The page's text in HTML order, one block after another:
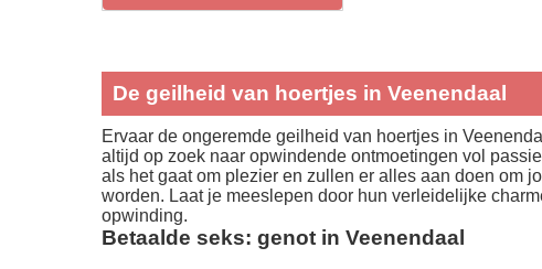
De geilheid van hoertjes in Veenendaal
Ervaar de ongeremde geilheid van hoertjes in
altijd op zoek naar opwindende ontmoetingen vol
als het gaat om plezier en zullen er alles aan doen om
worden. Laat je meeslepen door hun verleidelijke
opwinding.
Betaalde seks: genot in Veenendaal